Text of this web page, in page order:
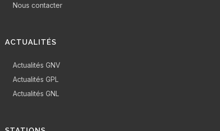
Nous contacter
ACTUALITÉS
Actualités GNV
Actualités GPL
Actualités GNL